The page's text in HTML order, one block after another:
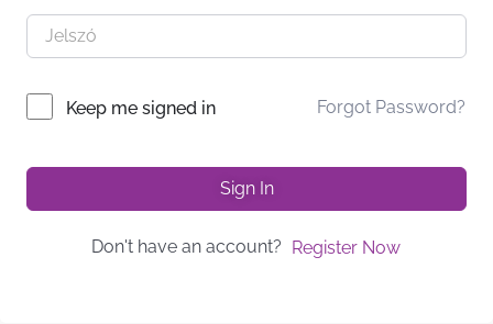
Keep me signed in Forgot Password?
Sign In
Don't have an account? Register Now